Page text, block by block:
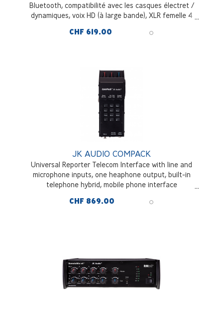
Bluetooth, compatibilité avec les casques électret /
dynamiques, voix HD (à large bande), XLR femelle 4
CHF 619.00
JK AUDIO COMPACK
Universal Reporter Telecom Interface with line and
microphone inputs, one heaphone output, built-in
telephone hybrid, mobile phone interface
CHF 869.00